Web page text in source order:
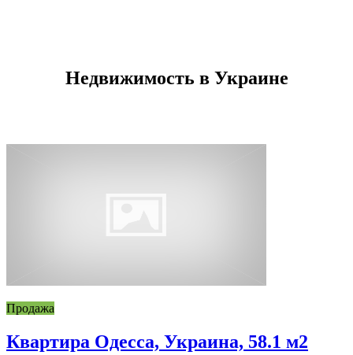
Недвижимость в Украине
Продажа
Квартира Одесса, Украина, 58.1 м2